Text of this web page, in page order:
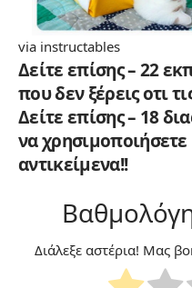
via instructables
Δείτε επίσης – 22
που δεν ξέρεις οτι
Δείτε επίσης – 18
να
αντικείμενα!!
Διάλεξε αστέρια! Μας